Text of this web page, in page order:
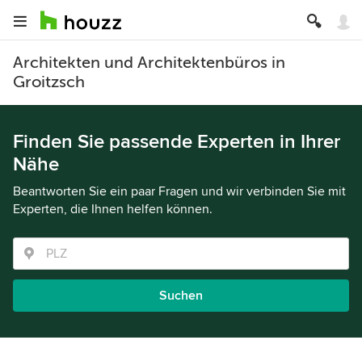
Architekten und Architektenbüros in
Groitzsch
Finden Sie passende Experten in Ihrer
Nähe
Beantworten Sie ein paar Fragen und wir verbinden Sie mit
Experten, die Ihnen helfen können.
Suchen